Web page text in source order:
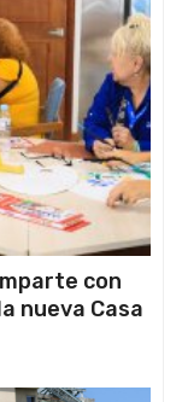
con
nueva Casa
Caracas